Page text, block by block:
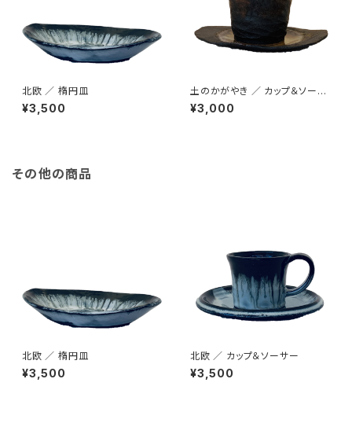
北欧 ／ 楕円皿
¥3,500
土のかがやき ／ カップ＆ソーサ
ー
¥3,000
その他の商品
北欧 ／ 楕円皿
¥3,500
北欧 ／ カップ＆ソーサー
¥3,500